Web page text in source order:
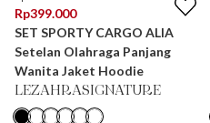
Rp399.000
SET SPORTY CARGO ALIA
Setelan Olahraga Panjang
Wanita Jaket Hoodie
LEZAHRASIGNATURE